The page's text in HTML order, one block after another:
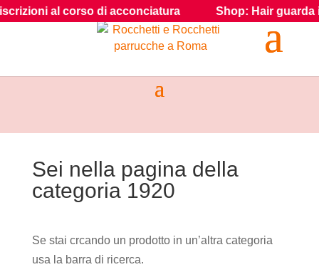
Sei nella pagina della
categoria 1920
Se stai crcando un prodotto in un’altra categoria
usa la barra di ricerca.
al corso di acconciatura Shop: Hair guarda i